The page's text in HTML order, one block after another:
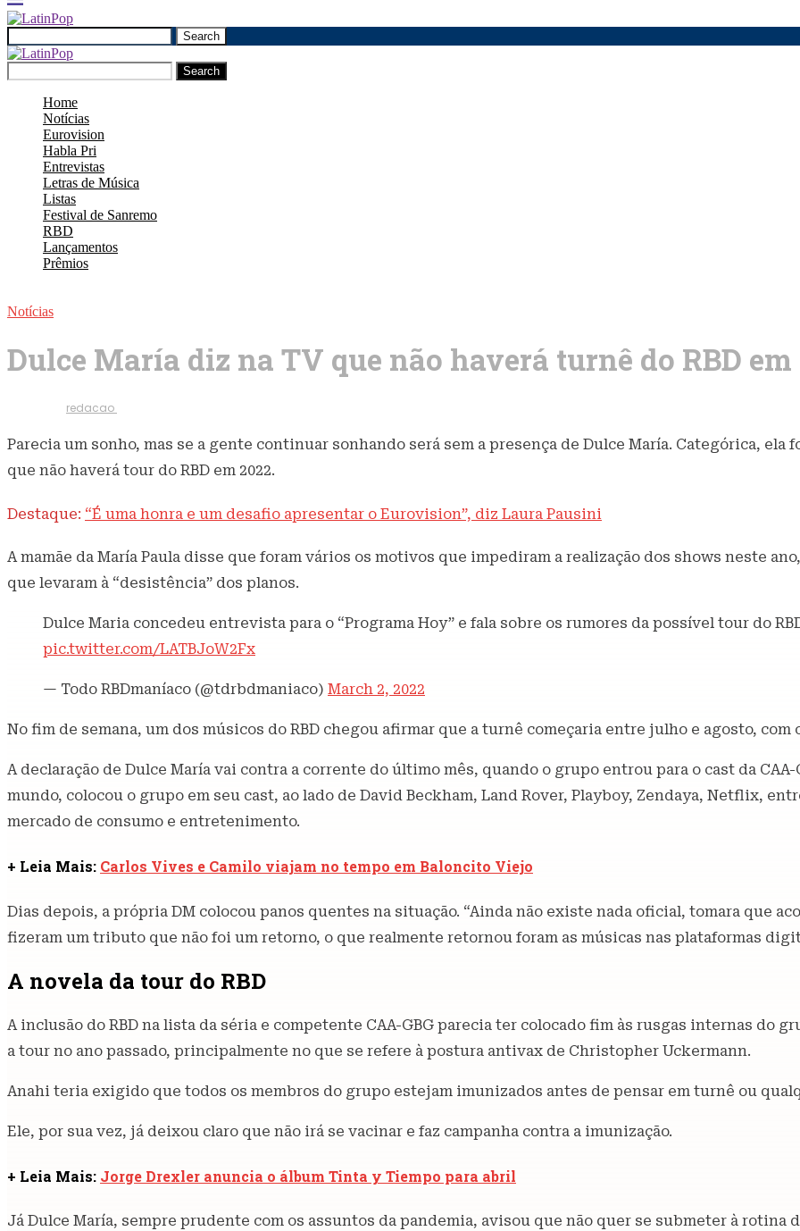
Search
Search
Home
Notícias
Eurovision
Habla Pri
Entrevistas
Letras de Música
Listas
Festival de Sanremo
RBD
Lançamentos
Prêmios
Notícias
Dulce María diz na TV que não haverá turnê do RBD em
redacao
Parecia um sonho, mas se a gente continuar sonhando será sem a presença de Dulce María. Categórica, ela
que não haverá tour do RBD em 2022.
Destaque: “É uma honra e um desafio apresentar o Eurovision”, diz Laura Pausini
A mamãe da María Paula disse que foram vários os motivos que impediram a realização dos shows neste
que levaram à “desistência” dos planos.
Dulce Maria concedeu entrevista para o “Programa Hoy” e fala sobre os rumores da possível tour do
pic.twitter.com/LATBJoW2Fx
— Todo RBDmaníaco (@tdrbdmaniaco) March 2, 2022
No fim de semana, um dos músicos do RBD chegou afirmar que a turnê começaria entre julho e agosto, com
A declaração de Dulce María vai contra a corrente do último mês, quando o grupo entrou para o cast da
mundo, colocou o grupo em seu cast, ao lado de David Beckham, Land Rover, Playboy, Zendaya, Netflix,
mercado de consumo e entretenimento.
+ Leia Mais: Carlos Vives e Camilo viajam no tempo em Baloncito Viejo
Dias depois, a própria DM colocou panos quentes na situação. “Ainda não existe nada oficial, tomara que
fizeram um tributo que não foi um retorno, o que realmente retornou foram as músicas nas plataformas
A novela da tour do RBD
A inclusão do RBD na lista da séria e competente CAA-GBG parecia ter colocado fim às rusgas internas do
a tour no ano passado, principalmente no que se refere à postura antivax de Christopher Uckermann.
Anahi teria exigido que todos os membros do grupo estejam imunizados antes de pensar em turnê ou
Ele, por sua vez, já deixou claro que não irá se vacinar e faz campanha contra a imunização.
+ Leia Mais: Jorge Drexler anuncia o álbum Tinta y Tiempo para abril
Já Dulce María, sempre prudente com os assuntos da pandemia, avisou que não quer se submeter à rotina